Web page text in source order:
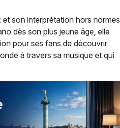
en Lorraine
dans le Grand Est
sorties
son interprétation hors normes,
dès son plus jeune âge, elle
pour ses fans de découvrir
à travers sa musique et qui